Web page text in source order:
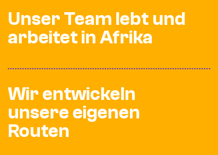
Unser Team lebt und
arbeitet in Afrika
Wir entwickeln
unsere eigenen
Routen